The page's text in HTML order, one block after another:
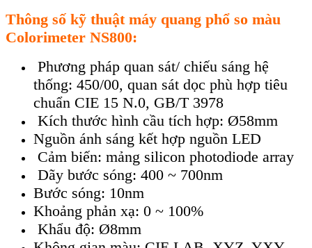
Thông số kỹ thuật máy quang phổ so màu
Colorimeter NS800:
Phương pháp quan sát/ chiếu sáng hệ
thống: 450/00, quan sát dọc phù hợp tiêu
chuẩn CIE 15 N.0, GB/T 3978
Kích thước hình cầu tích hợp: Ø58mm
Nguồn ánh sáng kết hợp nguồn LED
Cảm biến: mảng silicon photodiode array
Dãy bước sóng: 400 ~ 700nm
Bước sóng: 10nm
Khoảng phản xạ: 0 ~ 100%
Khẩu độ: Ø8mm